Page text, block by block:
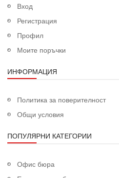
Вход
Регистрация
Профил
Моите поръчки
ИНФОРМАЦИЯ
Политика за поверителност
Общи условия
ПОПУЛЯРНИ КАТЕГОРИИ
Офис бюра